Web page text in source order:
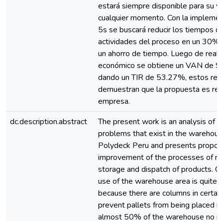
estará siempre disponible para su
cualquier momento. Con la
5s se buscará reducir los tiempos
actividades del proceso en un
un ahorro de tiempo. Luego de
económico se obtiene un VAN de
dando un TIR de 53.27%, estos
demuestran que la propuesta es
empresa.
dc.description.abstract
The present work is an analysis of
problems that exist in the
Polydeck Peru and presents
improvement of the processes of
storage and dispatch of products.
use of the warehouse area is quite
because there are columns in
prevent pallets from being placed
almost 50% of the warehouse no